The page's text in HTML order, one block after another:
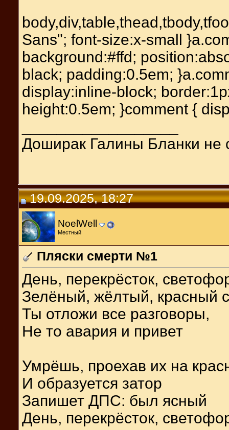
Sans"; font-size:x-small
background:#ffd;
black; padding:0.5em;
display:inline-block;
height:0.5em; }comment {
Доширак Галины Бланки не
19.09.2025, 18:27
NoelWell
Местный
Пляски смерти №1
День, перекрёсток,
Зелёный, жёлтый, красный
Ты отложи все разговоры,
Не то авария и привет
Умрёшь, проехав их на
И образуется затор
Запишет ДПС: был ясный
День, перекрёсток,